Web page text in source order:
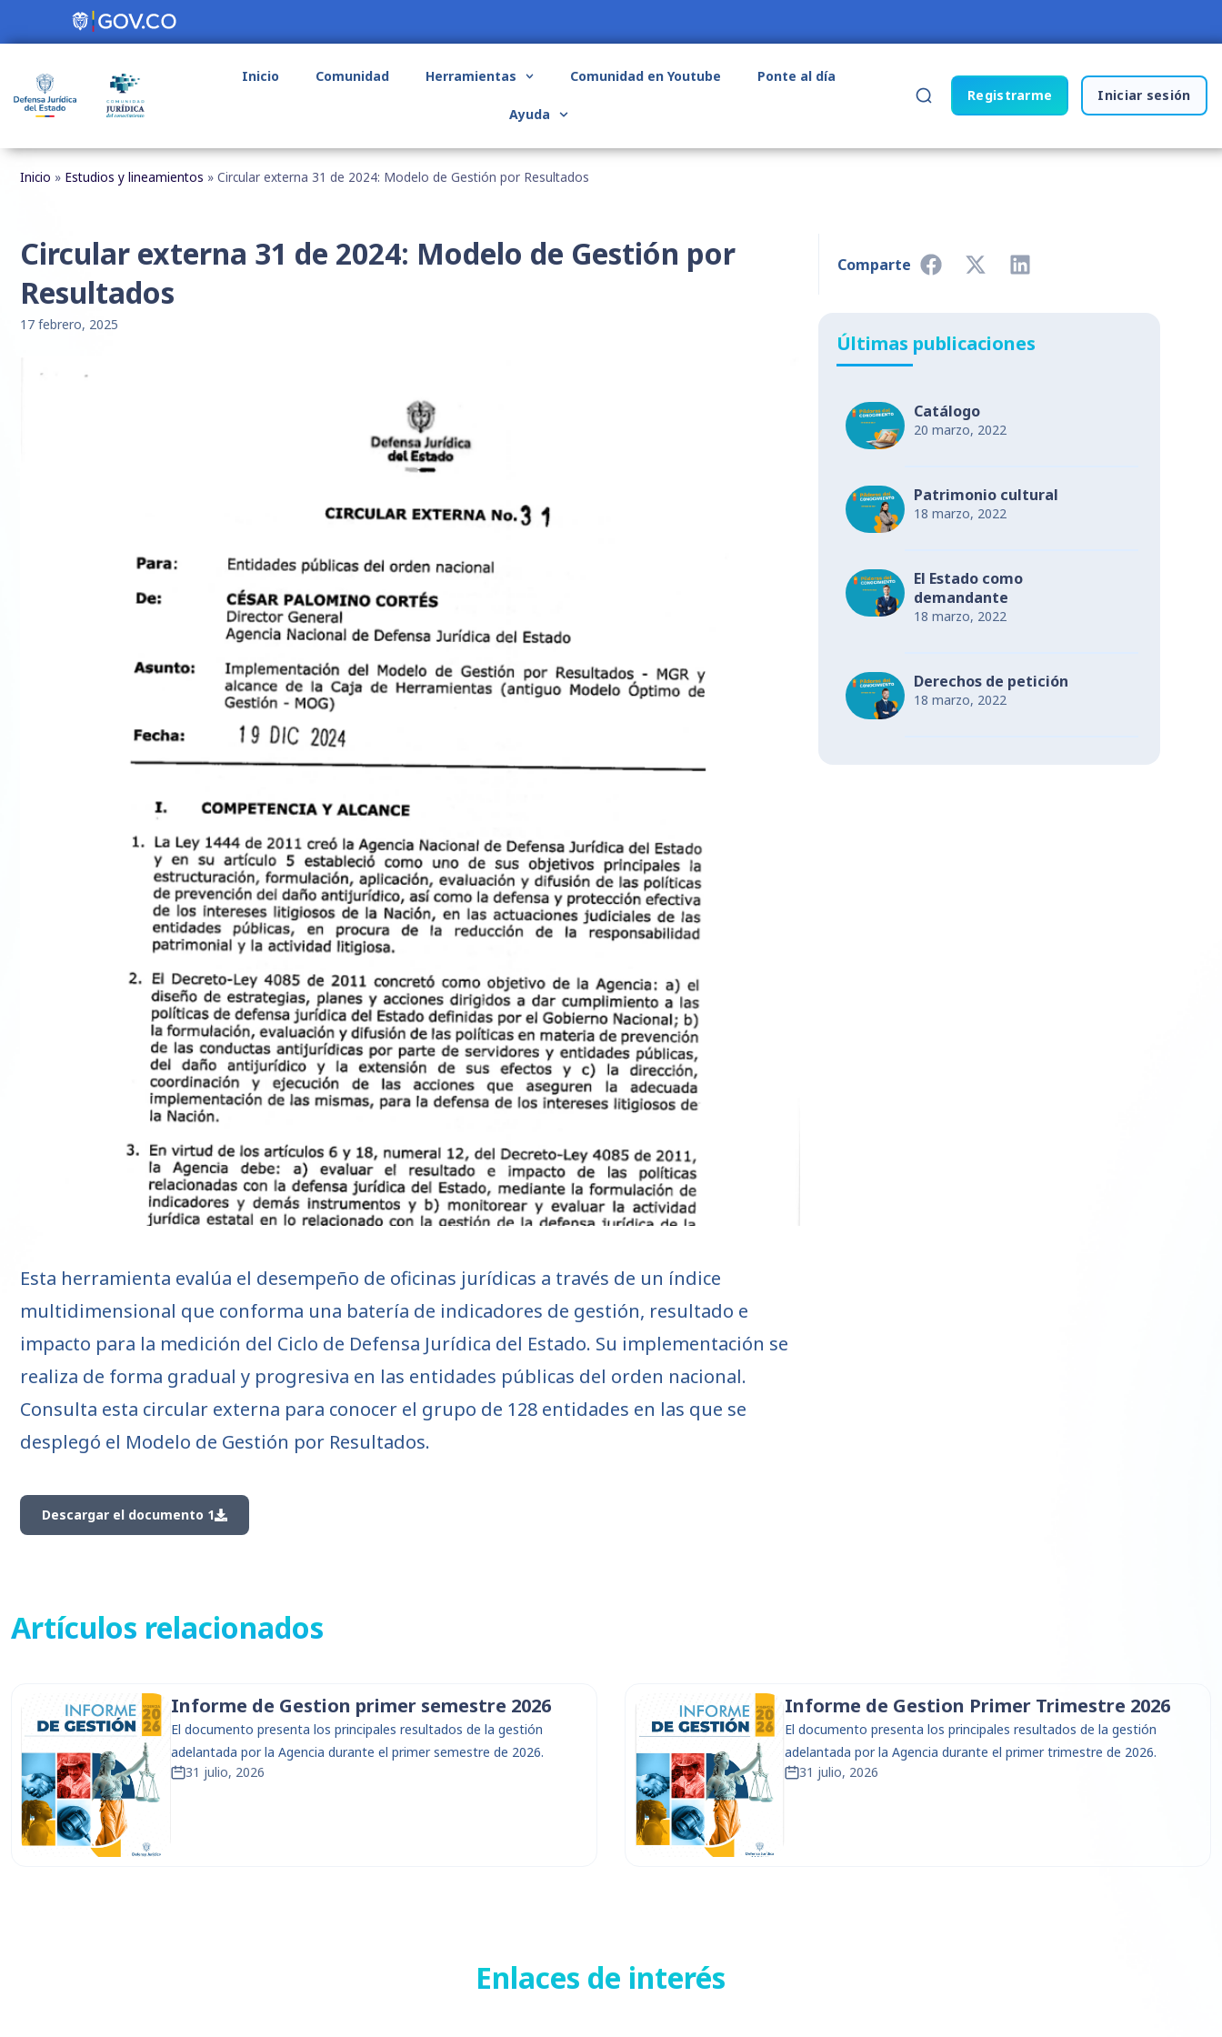
Inicio Comunidad Herramientas Comunidad en Youtube Ponte al día
Ayuda
Registrarme Iniciar sesión
Inicio » Estudios y lineamientos » Circular externa 31 de 2024: Modelo de Gestión por Resultados
Circular externa 31 de 2024: Modelo de Gestión por
Resultados
17 febrero, 2025
Esta herramienta evalúa el desempeño de oficinas jurídicas a través de un índice
multidimensional que conforma una batería de indicadores de gestión, resultado e
impacto para la medición del Ciclo de Defensa Jurídica del Estado. Su implementación se
realiza de forma gradual y progresiva en las entidades públicas del orden nacional.
Consulta esta circular externa para conocer el grupo de 128 entidades en las que se
desplegó el Modelo de Gestión por Resultados.
Descargar el documento 1
Comparte
Últimas publicaciones
Catálogo
20 marzo, 2022
Patrimonio cultural
18 marzo, 2022
El Estado como
demandante
18 marzo, 2022
Derechos de petición
18 marzo, 2022
Artículos relacionados
Informe de Gestion primer semestre 2026
El documento presenta los principales resultados de la gestión
adelantada por la Agencia durante el primer semestre de 2026.
31 julio, 2026
Informe de Gestion Primer Trimestre 2026
El documento presenta los principales resultados de la gestión
adelantada por la Agencia durante el primer trimestre de 2026.
31 julio, 2026
Enlaces de interés